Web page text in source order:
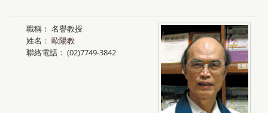
職稱： 名譽教授
姓名： 歐陽教
聯絡電話： (02)7749-3842